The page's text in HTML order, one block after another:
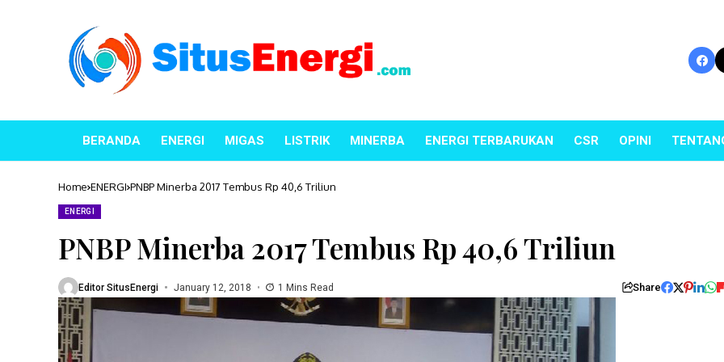
BERANDA ENERGI MIGAS LISTRIK MINERBA ENERGI TERBARUKAN CSR OPINI
Home ENERGI PNBP Minerba 2017 Tembus Rp 40,6 Triliun
ENERGI
PNBP Minerba 2017 Tembus Rp 40,6 Triliun
Editor SitusEnergi January 12, 2018 1 Mins Read Share